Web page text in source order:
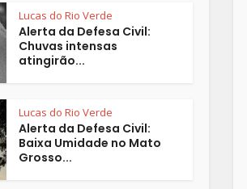
Lucas do Rio Verde
Alerta da Defesa Civil:
Chuvas intensas
atingirão...
Lucas do Rio Verde
Alerta da Defesa Civil:
Baixa Umidade no Mato
Grosso...